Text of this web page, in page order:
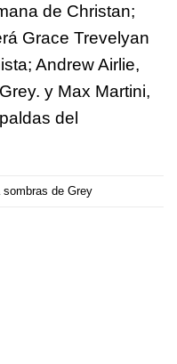
de Christan;
Grace Trevelyan
Andrew Airlie,
y Max Martini,
del
sombras de Grey